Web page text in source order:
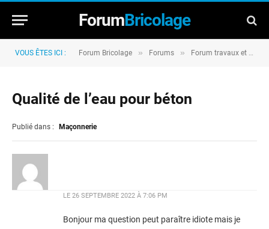
ForumBricolage
VOUS ÊTES ICI : Forum Bricolage » Forums » Forum travaux et rénovation
Qualité de l’eau pour béton
Publié dans : Maçonnerie
LE 26 SEPTEMBRE 2022 À 7:06 PM
Bonjour ma question peut paraître idiote mais je